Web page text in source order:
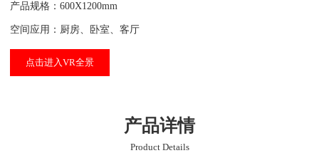
产品规格：600X1200mm
空间应用：厨房、卧室、客厅
点击进入VR全景
产品详情
Product Details